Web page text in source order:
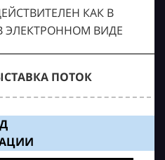
КАК В
ЭЛЕКТРОННОМ ВИДЕ
ПОТОК